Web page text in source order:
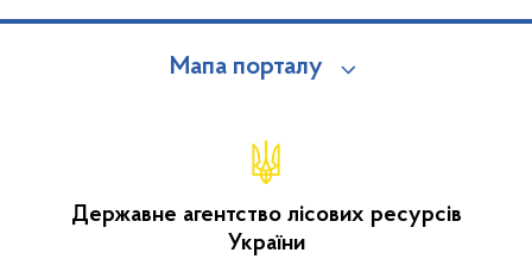
Мапа порталу
Державне агентство лісових ресурсів
України